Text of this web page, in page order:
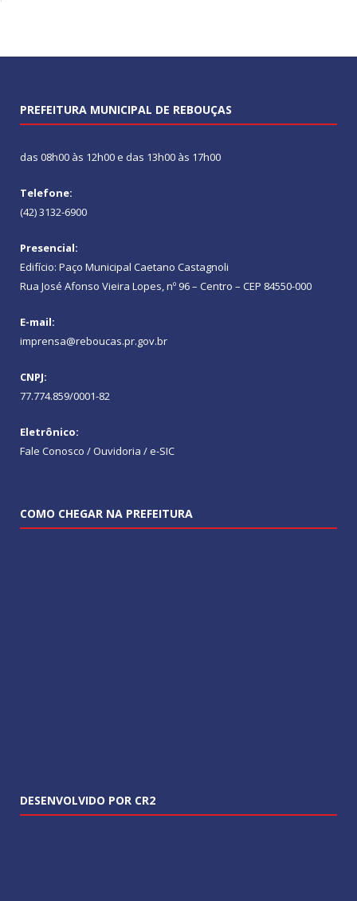
PREFEITURA MUNICIPAL DE REBOUÇAS
das 08h00 às 12h00 e das 13h00 às 17h00
Telefone:
(42) 3132-6900
Presencial:
Edifício: Paço Municipal Caetano Castagnoli
Rua José Afonso Vieira Lopes, nº 96 – Centro – CEP 84550-000
E-mail:
imprensa@reboucas.pr.gov.br
CNPJ:
77.774.859/0001-82
Eletrônico:
Fale Conosco / Ouvidoria / e-SIC
COMO CHEGAR NA PREFEITURA
DESENVOLVIDO POR CR2